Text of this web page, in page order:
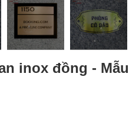
inox đồng - Mẫu